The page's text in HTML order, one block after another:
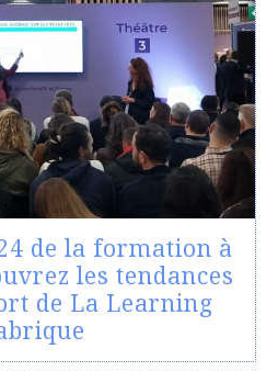
de la formation à
les tendances
de La Learning